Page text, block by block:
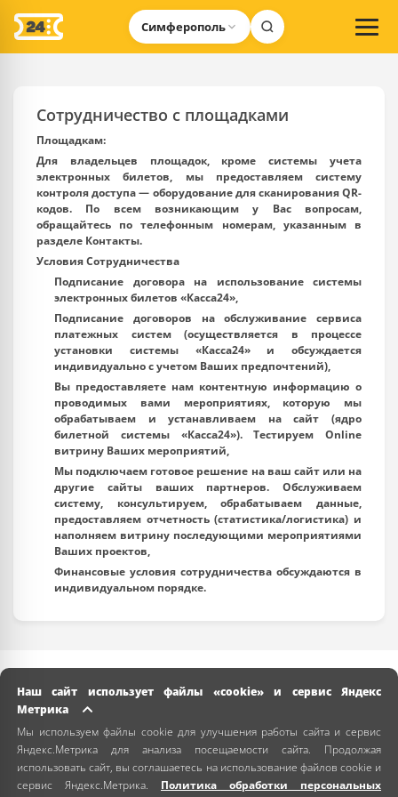
Симферополь
Сотрудничество c площадками
Площадкам:
Для владельцев площадок, кроме системы учета
электронных билетов, мы предоставляем систему
контроля доступа — оборудование для сканирования QR-
кодов. По всем возникающим у Вас вопросам,
обращайтесь по телефонным номерам, указанным в
разделе Контакты.
Условия Сотрудничества
Подписание договора на использование системы
электронных билетов «Касса24»,
Подписание договоров на обслуживание сервиса
платежных систем (осуществляется в процессе
установки системы «Касса24» и обсуждается
индивидуально с учетом Ваших предпочтений),
Вы предоставляете нам контентную информацию о
проводимых вами мероприятиях, которую мы
обрабатываем и устанавливаем на сайт (ядро
билетной системы «Касса24»). Тестируем Online
витрину Ваших мероприятий,
Мы подключаем готовое решение на ваш сайт или на
другие сайты ваших партнеров. Обслуживаем
систему, консультируем, обрабатываем данные,
предоставляем отчетность (статистика/логистика) и
наполняем витрину последующими мероприятиями
Ваших проектов,
Финансовые условия сотрудничества обсуждаются в
индивидуальном порядке.
Наш сайт использует файлы «cookie» и сервис Яндекс
Метрика
Мы используем файлы cookie для улучшения работы сайта и сервис
Яндекс.Метрика для анализа посещаемости сайта. Продолжая
использовать сайт, вы соглашаетесь на использование файлов cookie и
сервис Яндекс.Метрика. Политика обработки персональных